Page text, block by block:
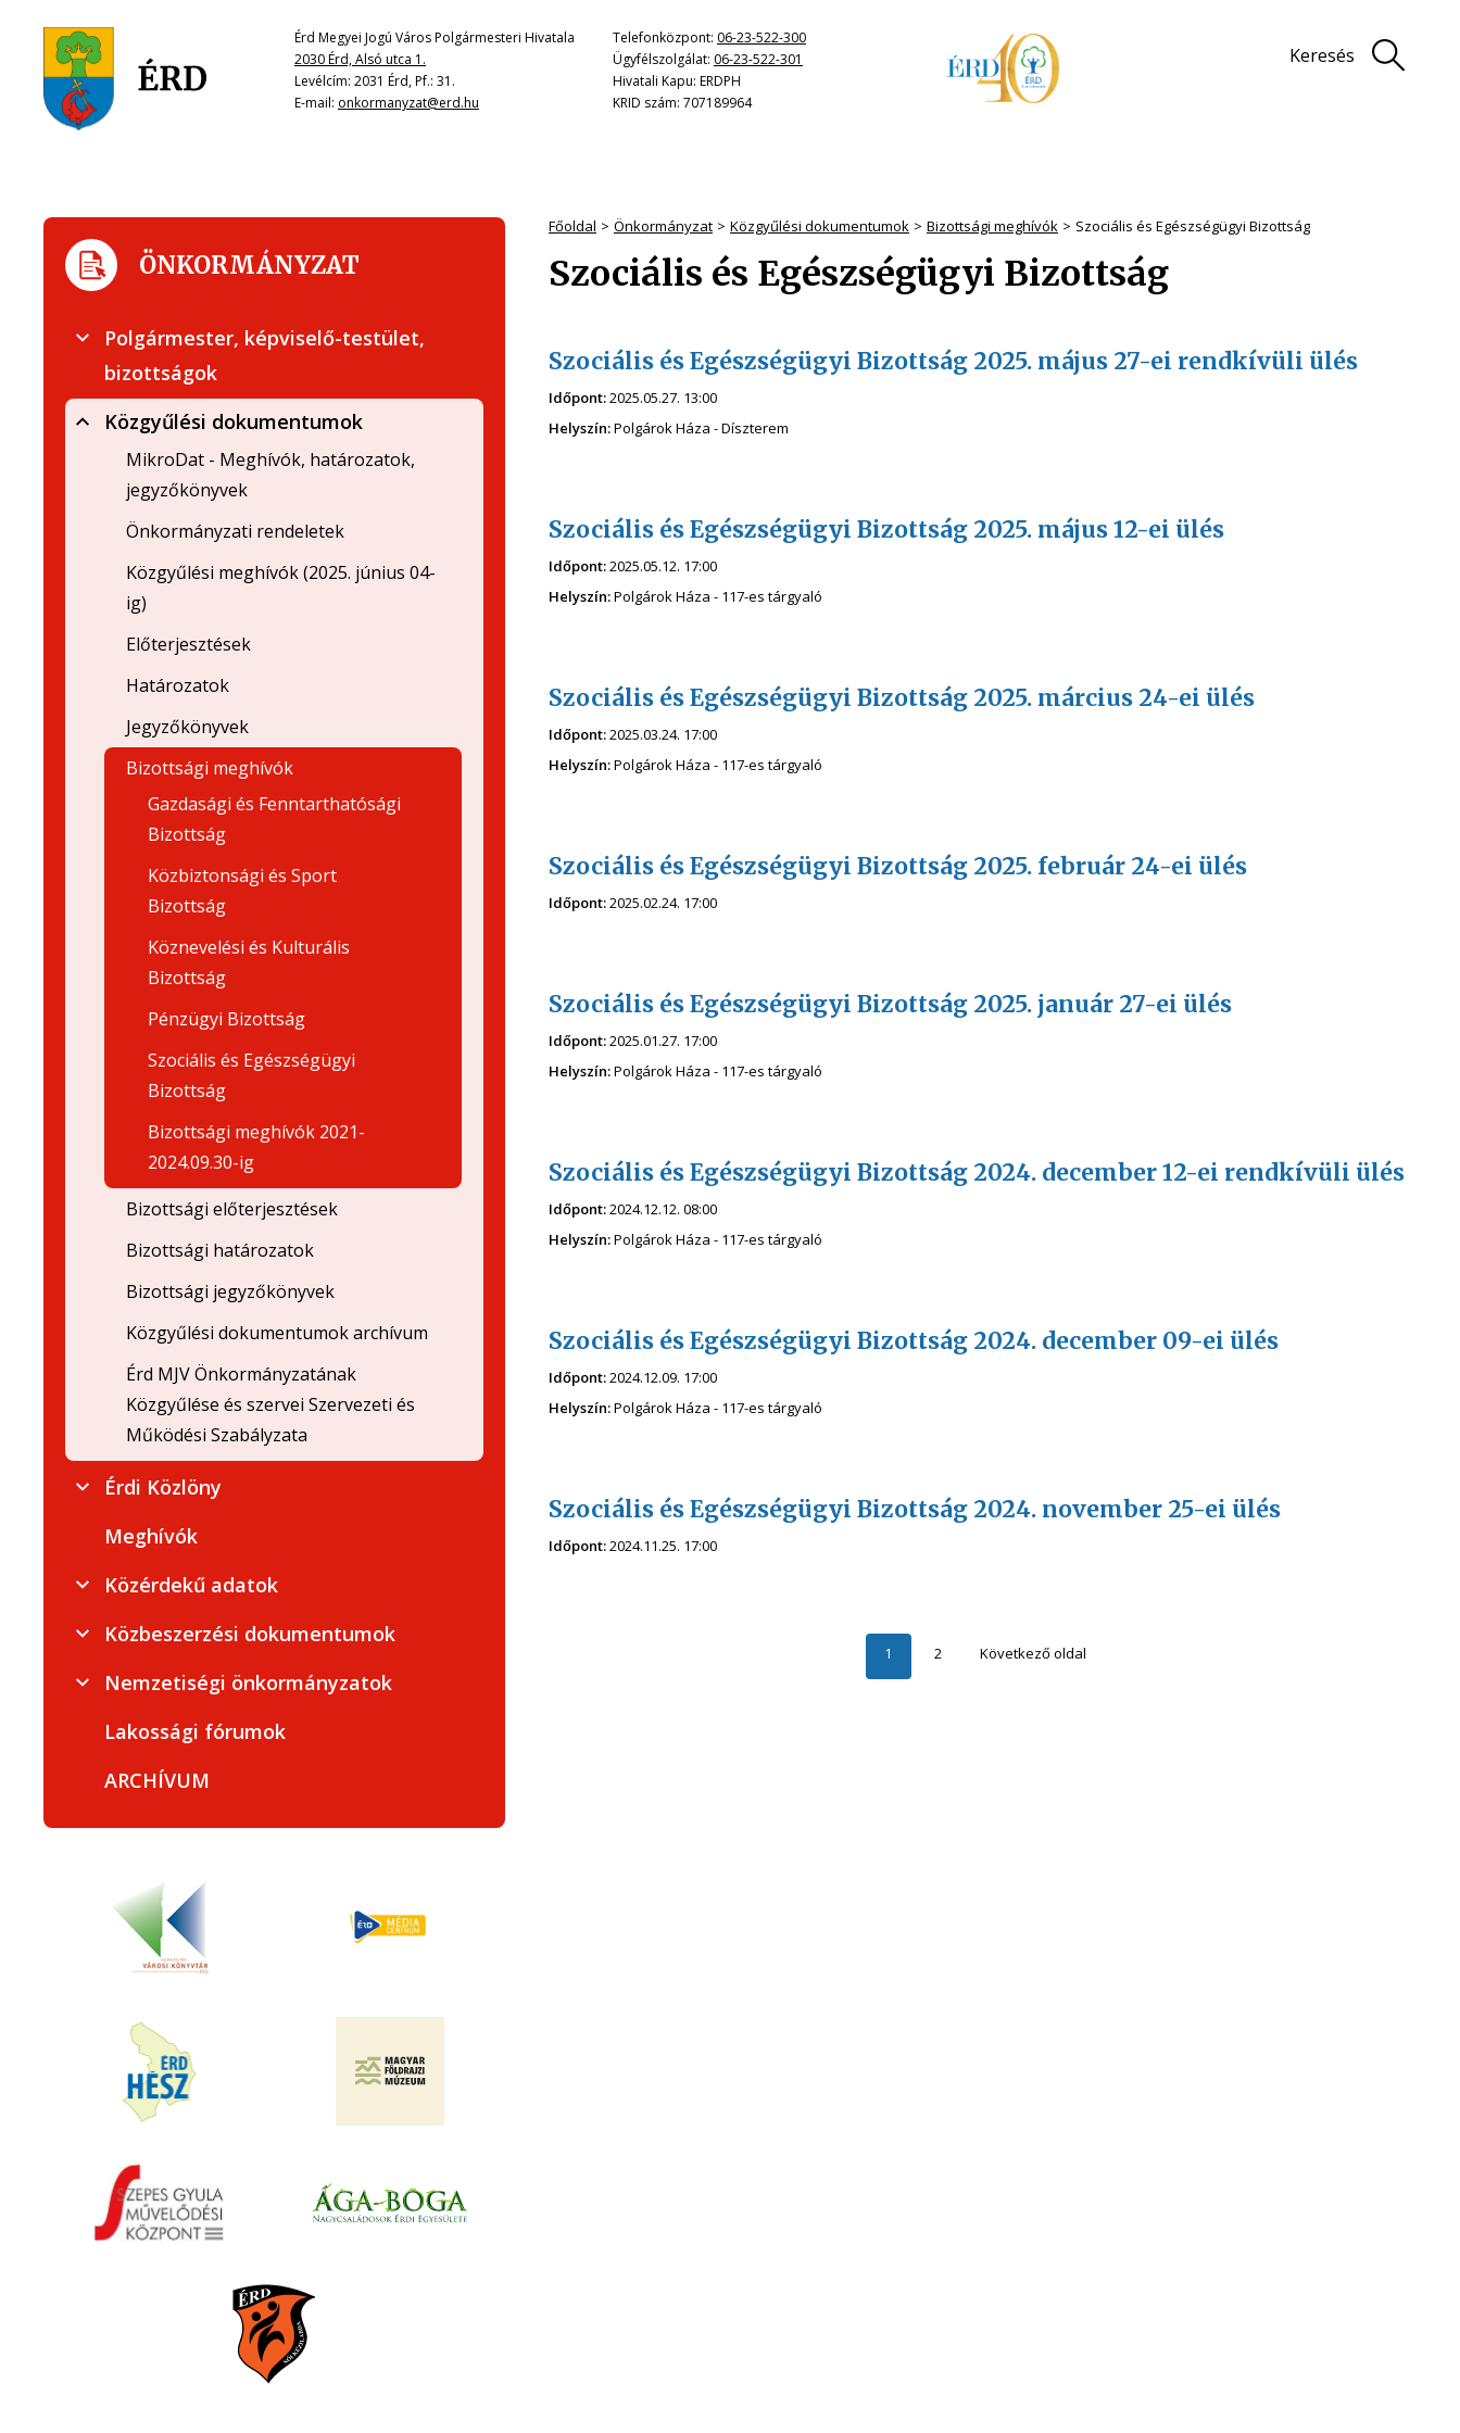
Érd Megyei Jogú Város Polgármesteri Hivatala
2030 Érd, Alsó utca 1.
Levélcím: 2031 Érd, Pf.: 31.
E-mail: onkormanyzat@erd.hu
Telefonközpont: 06-23-522-300
Ügyfélszolgálat: 06-23-522-301
Hivatali Kapu: ERDPH
KRID szám: 707189964
Keresés
Főoldal Önkormányzat Közgyűlési dokumentumok Bizottsági meghívók Szociális és Egészségügyi Bizottság
Szociális és Egészségügyi Bizottság
Szociális és Egészségügyi Bizottság 2025. május 27-ei rendkívüli ülés
Időpont:2025.05.27. 13:00
Helyszín:Polgárok Háza - Díszterem
Szociális és Egészségügyi Bizottság 2025. május 12-ei ülés
Időpont:2025.05.12. 17:00
Helyszín:Polgárok Háza - 117-es tárgyaló
Szociális és Egészségügyi Bizottság 2025. március 24-ei ülés
Időpont:2025.03.24. 17:00
Helyszín:Polgárok Háza - 117-es tárgyaló
Szociális és Egészségügyi Bizottság 2025. február 24-ei ülés
Időpont:2025.02.24. 17:00
Szociális és Egészségügyi Bizottság 2025. január 27-ei ülés
Időpont:2025.01.27. 17:00
Helyszín:Polgárok Háza - 117-es tárgyaló
Szociális és Egészségügyi Bizottság 2024. december 12-ei rendkívüli ülés
Időpont:2024.12.12. 08:00
Helyszín:Polgárok Háza - 117-es tárgyaló
Szociális és Egészségügyi Bizottság 2024. december 09-ei ülés
Időpont:2024.12.09. 17:00
Helyszín:Polgárok Háza - 117-es tárgyaló
Szociális és Egészségügyi Bizottság 2024. november 25-ei ülés
Időpont:2024.11.25. 17:00
1 2 Következő oldal
ÖNKORMÁNYZAT
Polgármester, képviselő-testület,
bizottságok
Közgyűlési dokumentumok
MikroDat - Meghívók, határozatok,
jegyzőkönyvek
Önkormányzati rendeletek
Közgyűlési meghívók (2025. június 04-
ig)
Előterjesztések
Határozatok
Jegyzőkönyvek
Bizottsági meghívók
Gazdasági és Fenntarthatósági
Bizottság
Közbiztonsági és Sport
Bizottság
Köznevelési és Kulturális
Bizottság
Pénzügyi Bizottság
Szociális és Egészségügyi
Bizottság
Bizottsági meghívók 2021-
2024.09.30-ig
Bizottsági előterjesztések
Bizottsági határozatok
Bizottsági jegyzőkönyvek
Közgyűlési dokumentumok archívum
Érd MJV Önkormányzatának
Közgyűlése és szervei Szervezeti és
Működési Szabályzata
Érdi Közlöny
Meghívók
Közérdekű adatok
Közbeszerzési dokumentumok
Nemzetiségi önkormányzatok
Lakossági fórumok
ARCHÍVUM